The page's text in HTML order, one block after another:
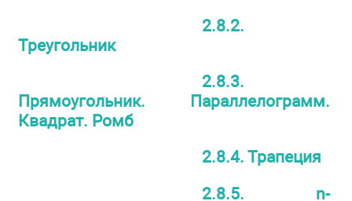
2.8.2.
Треугольник
2.8.3.
Прямоугольник. Параллелограмм.
Квадрат. Ромб
2.8.4. Трапеция
2.8.5. n-